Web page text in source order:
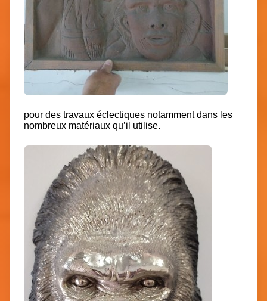
pour des travaux éclectiques notamment dans les
nombreux matériaux qu’il utilise.